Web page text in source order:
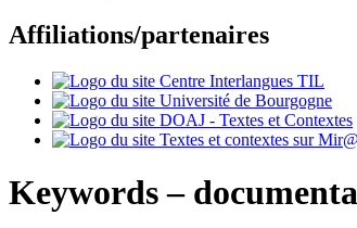
Affiliations/partenaires
Keywords –